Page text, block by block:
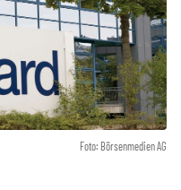
Foto: Börsenmedien AG